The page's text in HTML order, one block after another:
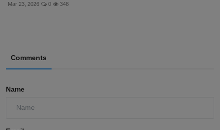
Mar 23, 2026 0 348
Comments
Name